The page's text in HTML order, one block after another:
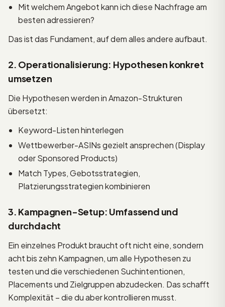
Mit welchem Angebot kann ich diese Nachfrage am
besten adressieren?
Das ist das Fundament, auf dem alles andere aufbaut.
2. Operationalisierung: Hypothesen konkret
umsetzen
Die Hypothesen werden in Amazon-Strukturen
übersetzt:
Keyword-Listen hinterlegen
Wettbewerber-ASINs gezielt ansprechen (Display
oder Sponsored Products)
Match Types, Gebotsstrategien,
Platzierungsstrategien kombinieren
3. Kampagnen-Setup: Umfassend und
durchdacht
Ein einzelnes Produkt braucht oft nicht eine, sondern
acht bis zehn Kampagnen, um alle Hypothesen zu
testen und die verschiedenen Suchintentionen,
Placements und Zielgruppen abzudecken. Das schafft
Komplexität – die du aber kontrollieren musst.